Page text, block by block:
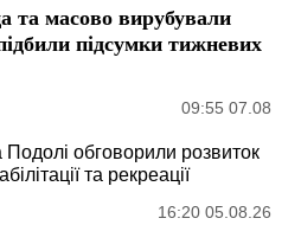
та масово вирубували
підсумки тижневих
09:55 07.08
Подолі обговорили розвиток
та рекреації
16:20 05.08.26